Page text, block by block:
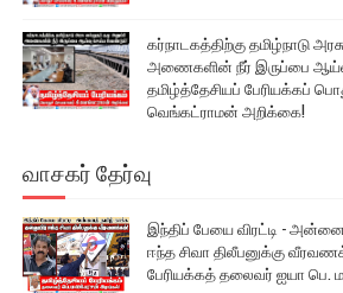
கர்நாடகத்திற்கு தமிழ்நாடு
அணைகளின் நீர் இருப்பை
தமிழ்த்தேசியப் பேரியக்கப்
வெங்கட்ராமன் அறிக்கை!
வாசகர் தேர்வு
இந்திப் பேயை விரட்டி -
ஈந்த சிவா திலீபனுக்கு
பேரியக்கத் தலைவர் ஐயா